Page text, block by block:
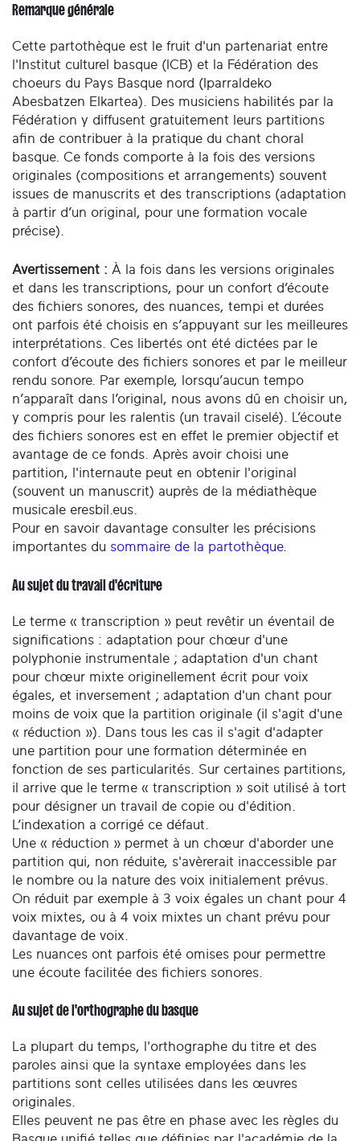
Remarque générale
Cette partothèque est le fruit d'un partenariat entre
l'Institut culturel basque (ICB) et la Fédération des
choeurs du Pays Basque nord (Iparraldeko
Abesbatzen Elkartea). Des musiciens habilités par la
Fédération y diffusent gratuitement leurs partitions
afin de contribuer à la pratique du chant choral
basque. Ce fonds comporte à la fois des versions
originales (compositions et arrangements) souvent
issues de manuscrits et des transcriptions (adaptation
à partir d’un original, pour une formation vocale
précise).
Avertissement : À la fois dans les versions originales
et dans les transcriptions, pour un confort d’écoute
des fichiers sonores, des nuances, tempi et durées
ont parfois été choisis en s’appuyant sur les meilleures
interprétations. Ces libertés ont été dictées par le
confort d’écoute des fichiers sonores et par le meilleur
rendu sonore. Par exemple, lorsqu’aucun tempo
n’apparaît dans l’original, nous avons dû en choisir un,
y compris pour les ralentis (un travail ciselé). L’écoute
des fichiers sonores est en effet le premier objectif et
avantage de ce fonds. Après avoir choisi une
partition, l'internaute peut en obtenir l'original
(souvent un manuscrit) auprès de la médiathèque
musicale eresbil.eus.
Pour en savoir davantage consulter les précisions
importantes du sommaire de la partothèque.
Au sujet du travail d'écriture
Le terme « transcription » peut revêtir un éventail de
significations : adaptation pour chœur d'une
polyphonie instrumentale ; adaptation d'un chant
pour chœur mixte originellement écrit pour voix
égales, et inversement ; adaptation d'un chant pour
moins de voix que la partition originale (il s'agit d'une
« réduction »). Dans tous les cas il s'agit d'adapter
une partition pour une formation déterminée en
fonction de ses particularités. Sur certaines partitions,
il arrive que le terme « transcription » soit utilisé à tort
pour désigner un travail de copie ou d'édition.
L’indexation a corrigé ce défaut.
Une « réduction » permet à un chœur d'aborder une
partition qui, non réduite, s'avèrerait inaccessible par
le nombre ou la nature des voix initialement prévus.
On réduit par exemple à 3 voix égales un chant pour 4
voix mixtes, ou à 4 voix mixtes un chant prévu pour
davantage de voix.
Les nuances ont parfois été omises pour permettre
une écoute facilitée des fichiers sonores.
Au sujet de l'orthographe du basque
La plupart du temps, l'orthographe du titre et des
paroles ainsi que la syntaxe employées dans les
partitions sont celles utilisées dans les œuvres
originales.
Elles peuvent ne pas être en phase avec les règles du